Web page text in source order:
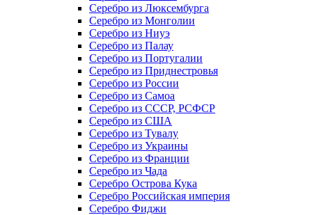
Серебро из Люксембурга
Серебро из Монголии
Серебро из Ниуэ
Серебро из Палау
Серебро из Португалии
Серебро из Приднестровья
Серебро из России
Серебро из Самоа
Серебро из СССР, РСФСР
Серебро из США
Серебро из Тувалу
Серебро из Украины
Серебро из Франции
Серебро из Чада
Серебро Острова Кука
Серебро Российская империя
Серебро Фиджи